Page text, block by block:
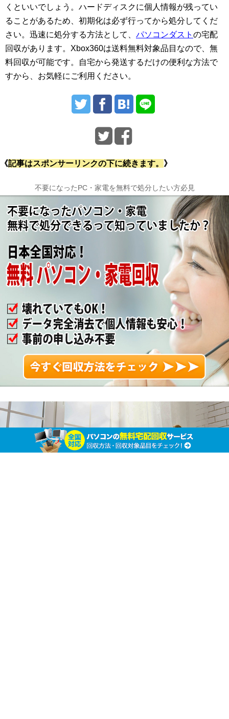
くといいでしょう。ハードディスクに個人情報が残ってい
ることがあるため、初期化は必ず行ってから処分してくだ
さい。迅速に処分する方法として、 パソコンダスト の宅配
回収があります。Xbox360は送料無料対象品目なので、無
料回収が可能です。自宅から発送するだけの便利な方法で
すから、お気軽にご利用ください。
《記事はスポンサーリンクの下に続きます。 》
不要になったPC・家電を無料で処分したい方必見